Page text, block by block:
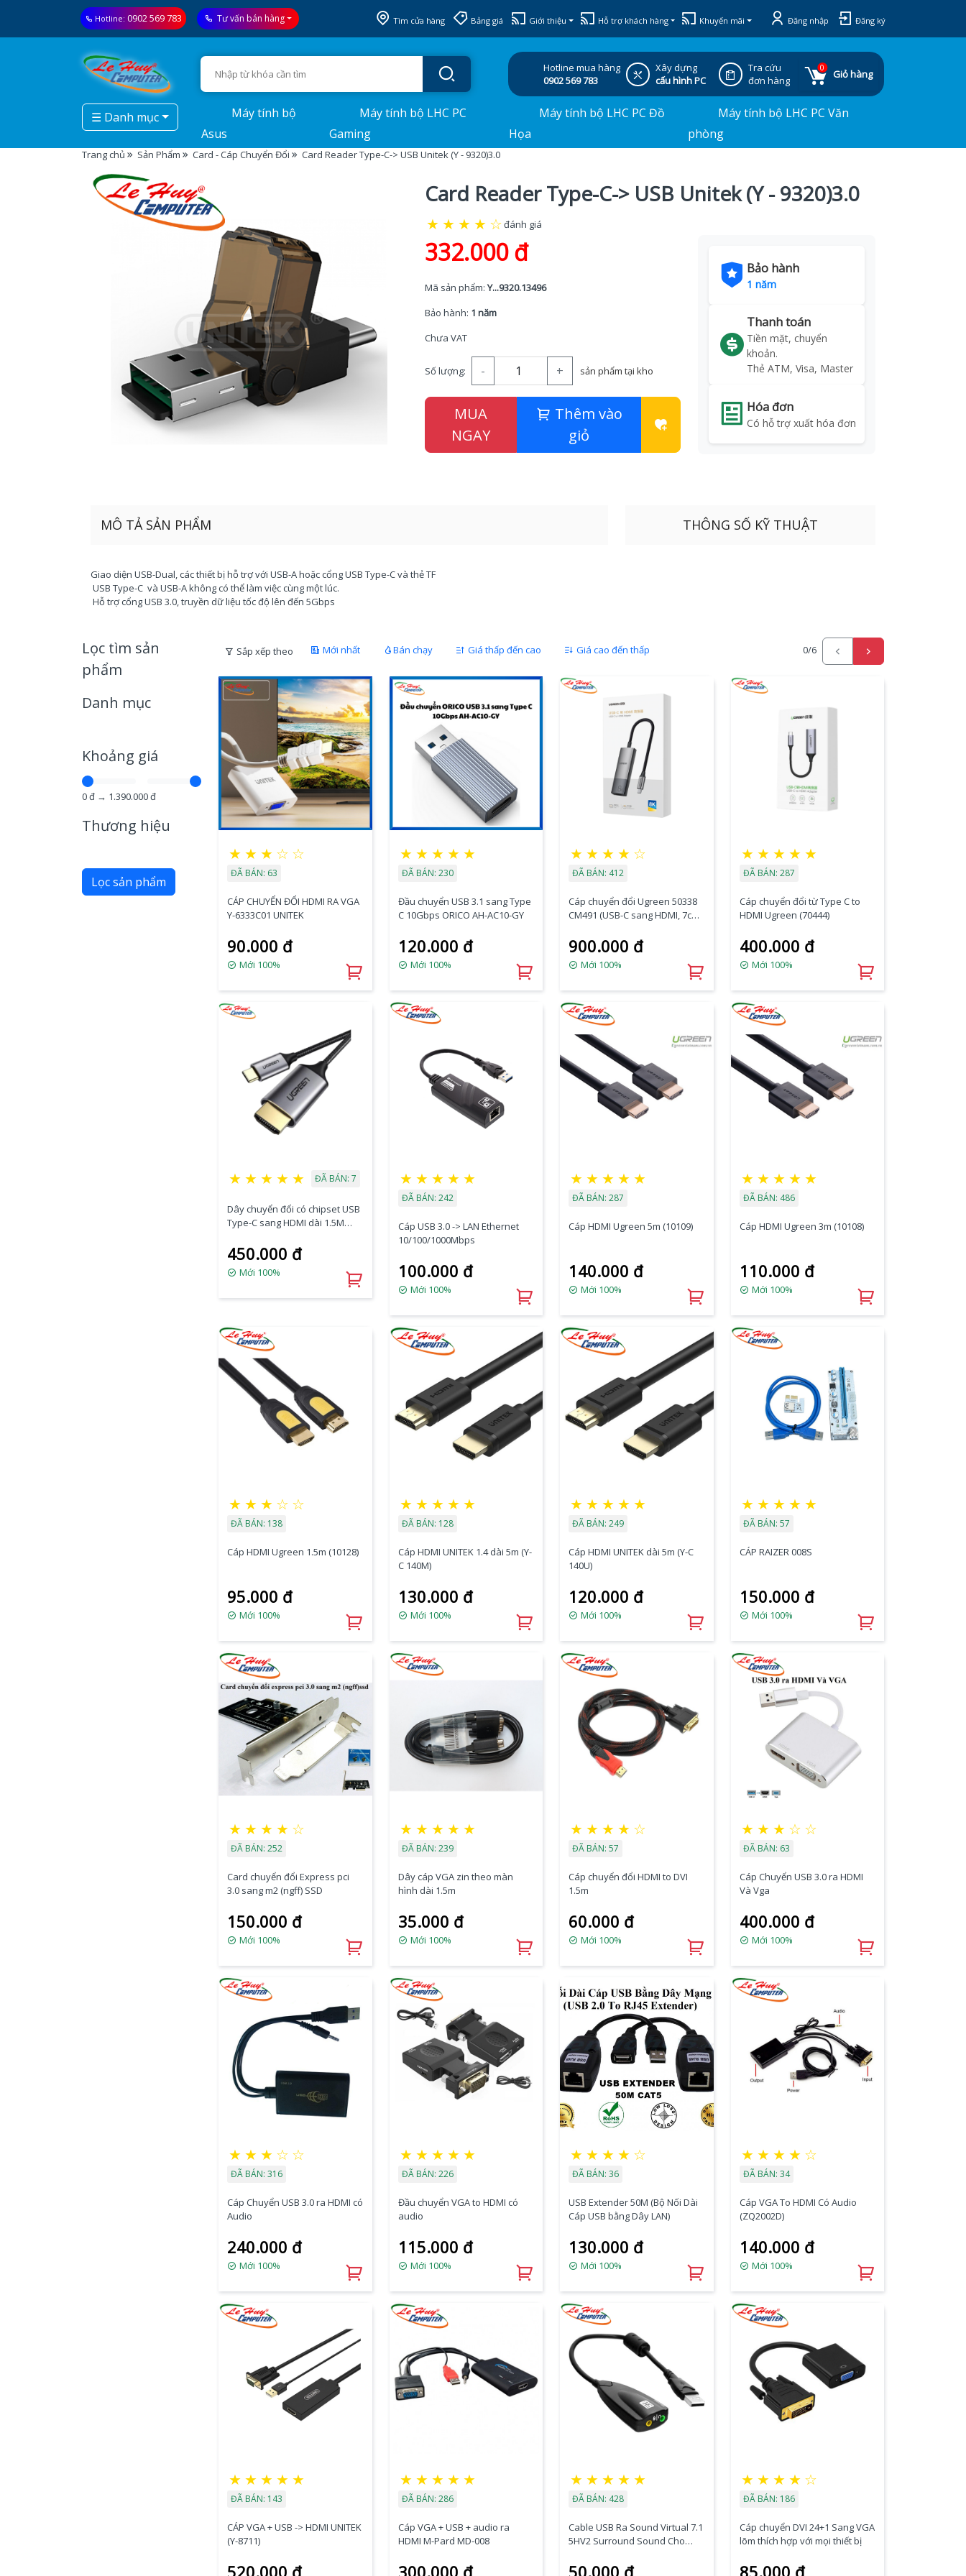
Hotline: 0902 569 783 Tư vấn bán hàng Tìm cửa hàng Bảng giá Giới thiệu Hỗ trợ khách hàng Khuyến mãi Đăng nhập Đăng ký
Hotline mua hàng
0902 569 783
Xây dựng
cấu hình PC
Tra cứu
đơn hàng
0
Giỏ hàng
☰ Danh mục
Máy tính bộ
Asus
Máy tính bộ LHC PC
Gaming
Máy tính bộ LHC PC Đồ
Họa
Máy tính bộ LHC PC Văn
phòng
Trang chủ Sản Phẩm Card - Cáp Chuyển Đổi Card Reader Type-C-> USB Unitek (Y - 9320)3.0
Card Reader Type-C-> USB Unitek (Y - 9320)3.0
★ ★ ★ ★ ☆đánh giá
332.000 đ
Mã sản phẩm:Y...9320.13496
Bảo hành: 1 năm
Chưa VAT
Số lượng: - + sản phẩm tại kho
MUA
NGAY
Thêm vào
giỏ
Bảo hành
1 năm
Thanh toán
Tiền mặt, chuyển
khoản.
Thẻ ATM, Visa, Master
Hóa đơn
Có hỗ trợ xuất hóa đơn
MÔ TẢ SẢN PHẨM
Giao diện USB-Dual, các thiết bị hỗ trợ với USB-A hoặc cổng USB Type-C và thẻ TF
USB Type-C và USB-A không có thể làm việc cùng một lúc.
Hỗ trợ cổng USB 3.0, truyền dữ liệu tốc độ lên đến 5Gbps
THÔNG SỐ KỸ THUẬT
Lọc tìm sản
phẩm
Danh mục
Khoảng giá
0đ → 1.390.000đ
Thương hiệu
Lọc sản phẩm
Sắp xếp theo Mới nhất Bán chạy Giá thấp đến cao Giá cao đến thấp 0/6
★ ★ ★ ☆ ☆
ĐÃ BÁN: 63
CÁP CHUYỂN ĐỔI HDMI RA VGA
Y-6333C01 UNITEK
90.000 đ
Mới 100%
★ ★ ★ ★ ★
ĐÃ BÁN: 230
Đầu chuyển USB 3.1 sang Type
C 10Gbps ORICO AH-AC10-GY
120.000 đ
Mới 100%
★ ★ ★ ★ ☆
ĐÃ BÁN: 412
Cáp chuyển đổi Ugreen 50338
CM491 (USB-C sang HDMI, 7cm,
900.000 đ
Mới 100%
★ ★ ★ ★ ★
ĐÃ BÁN: 287
Cáp chuyển đổi từ Type C to
HDMI Ugreen (70444)
400.000 đ
Mới 100%
★ ★ ★ ★ ★ ĐÃ BÁN: 7
Dây chuyển đổi có chipset USB
Type-C sang HDMI dài 1.5M
450.000 đ
Mới 100%
★ ★ ★ ★ ★
ĐÃ BÁN: 242
Cáp USB 3.0 -> LAN Ethernet
10/100/1000Mbps
100.000 đ
Mới 100%
★ ★ ★ ★ ★
ĐÃ BÁN: 287
Cáp HDMI Ugreen 5m (10109)
140.000 đ
Mới 100%
★ ★ ★ ★ ★
ĐÃ BÁN: 486
Cáp HDMI Ugreen 3m (10108)
110.000 đ
Mới 100%
★ ★ ★ ☆ ☆
ĐÃ BÁN: 138
Cáp HDMI Ugreen 1.5m (10128)
95.000 đ
Mới 100%
★ ★ ★ ★ ★
ĐÃ BÁN: 128
Cáp HDMI UNITEK 1.4 dài 5m (Y-
C 140M)
130.000 đ
Mới 100%
★ ★ ★ ★ ★
ĐÃ BÁN: 249
Cáp HDMI UNITEK dài 5m (Y-C
140U)
120.000 đ
Mới 100%
★ ★ ★ ★ ★
ĐÃ BÁN: 57
CÁP RAIZER 008S
150.000 đ
Mới 100%
★ ★ ★ ★ ☆
ĐÃ BÁN: 252
Card chuyển đổi Express pci
3.0 sang m2 (ngff) SSD
150.000 đ
Mới 100%
★ ★ ★ ★ ★
ĐÃ BÁN: 239
Dây cáp VGA zin theo màn
hình dài 1.5m
35.000 đ
Mới 100%
★ ★ ★ ★ ☆
ĐÃ BÁN: 57
Cáp chuyển đổi HDMI to DVI
1.5m
60.000 đ
Mới 100%
★ ★ ★ ☆ ☆
ĐÃ BÁN: 63
Cáp Chuyển USB 3.0 ra HDMI
Và Vga
400.000 đ
Mới 100%
★ ★ ★ ☆ ☆
ĐÃ BÁN: 316
Cáp Chuyển USB 3.0 ra HDMI có
Audio
240.000 đ
Mới 100%
★ ★ ★ ★ ★
ĐÃ BÁN: 226
Đầu chuyển VGA to HDMI có
audio
115.000 đ
Mới 100%
★ ★ ★ ★ ☆
ĐÃ BÁN: 36
USB Extender 50M (Bộ Nối Dài
Cáp USB bằng Dây LAN)
130.000 đ
Mới 100%
★ ★ ★ ★ ☆
ĐÃ BÁN: 34
Cáp VGA To HDMI Có Audio
(ZQ2002D)
140.000 đ
Mới 100%
★ ★ ★ ★ ★
ĐÃ BÁN: 143
CÁP VGA + USB -> HDMI UNITEK
(Y-8711)
520.000 đ
★ ★ ★ ★ ★
ĐÃ BÁN: 286
Cáp VGA + USB + audio ra
HDMI M-Pard MD-008
300.000 đ
★ ★ ★ ★ ★
ĐÃ BÁN: 428
Cable USB Ra Sound Virtual 7.1
5HV2 Surround Sound Cho
50.000 đ
★ ★ ★ ★ ☆
ĐÃ BÁN: 186
Cáp chuyển DVI 24+1 Sang VGA
lõm thích hợp với mọi thiết bị
85.000 đ